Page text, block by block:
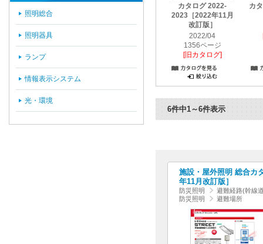
カタログ 2022-
2023［2022年11月
改訂版］
2022/04
1356ページ
[旧カタログ]
カ
6件中1～6件表示
施設・屋外照明 総合カ
年11月改訂版］
防災照明
避難経路(幹線
防災照明
避難場所
照明総合
照明器具
ランプ
情報表示システム
光・環境